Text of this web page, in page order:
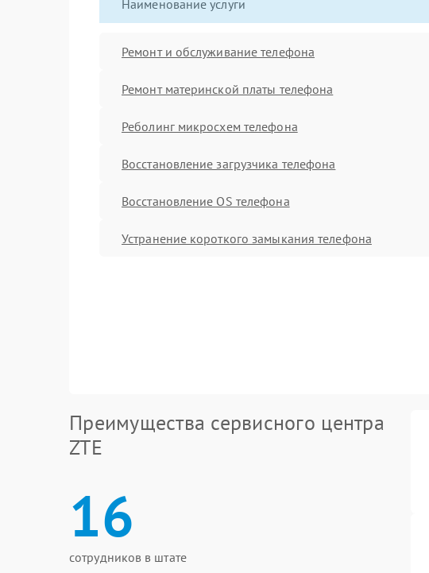
Наименование услуги
Ремонт и обслуживание телефона
Ремонт материнской платы телефона
Реболинг микросхем телефона
Восстановление загрузчика телефона
Восстановление OS телефона
Устранение короткого замыкания телефона
Преимущества сервисного центра
ZTE
16
сотрудников в штате